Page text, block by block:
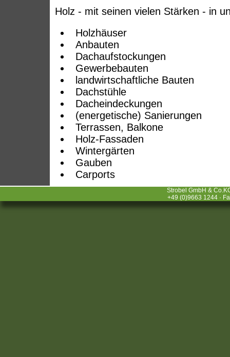
Holz - mit seinen vielen Stärken - in
Holzhäuser
Anbauten
Dachaufstockungen
Gewerbebauten
landwirtschaftliche Bauten
Dachstühle
Dacheindeckungen
(energetische) Sanierungen
Terrassen, Balkone
Holz-Fassaden
Wintergärten
Gauben
Carports
Strobel GmbH &
+49 (0)9663 1244 ·